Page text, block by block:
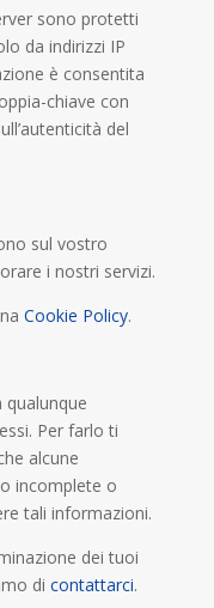
sono protetti
da indirizzi IP
è consentita
chiave con
del
sul vostro
i nostri servizi.
Cookie Policy.
Per farlo ti
alcune
incomplete o
tali informazioni.
dei tuoi
di contattarci.